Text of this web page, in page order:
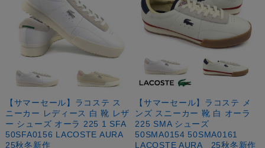
【サマーセール】ラコステ ス
ニーカー レディース 白 靴 レザ
ー シューズ オーラ 225 1 SFA
50SFA0156 LACOSTE AURA
25秋冬新作
【サマーセール】ラコステ メ
ンズ スニーカー 靴 白 オーラ
225 SMA シューズ
50SMA0154 50SMA0161
LACOSTE AURA 25秋冬新作